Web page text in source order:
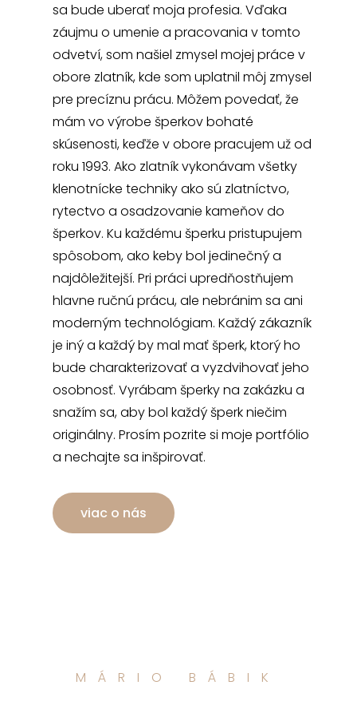
sa bude uberať moja profesia. Vďaka
záujmu o umenie a pracovania v tomto
odvetví, som našiel zmysel mojej práce v
obore zlatník, kde som uplatnil môj zmysel
pre precíznu prácu. Môžem povedať, že
mám vo výrobe šperkov bohaté
skúsenosti, keďže v obore pracujem už od
roku 1993. Ako zlatník vykonávam všetky
klenotnícke techniky ako sú zlatníctvo,
rytectvo a osadzovanie kameňov do
šperkov. Ku každému šperku pristupujem
spôsobom, ako keby bol jedinečný a
najdôležitejší. Pri práci upredňostňujem
hlavne ručnú prácu, ale nebránim sa ani
moderným technológiam. Každý zákazník
je iný a každý by mal mať šperk, ktorý ho
bude charakterizovať a vyzdvihovať jeho
osobnosť. Vyrábam šperky na zakázku a
snažím sa, aby bol každý šperk niečim
originálny. Prosím pozrite si moje portfólio
a nechajte sa inšpirovať.
viac o nás
MÁRIO BÁBIK